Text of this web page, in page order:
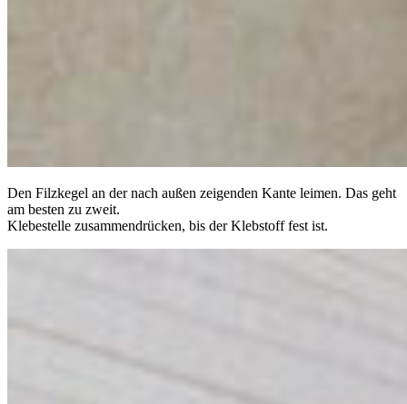
Den Filzkegel an der nach außen zeigenden Kante leimen. Das geht
am besten zu zweit.
Klebestelle zusammendrücken, bis der Klebstoff fest ist.